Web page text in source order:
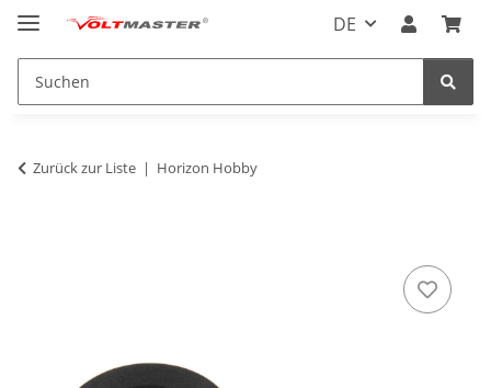
DE
Zurück zur Liste Horizon Hobby